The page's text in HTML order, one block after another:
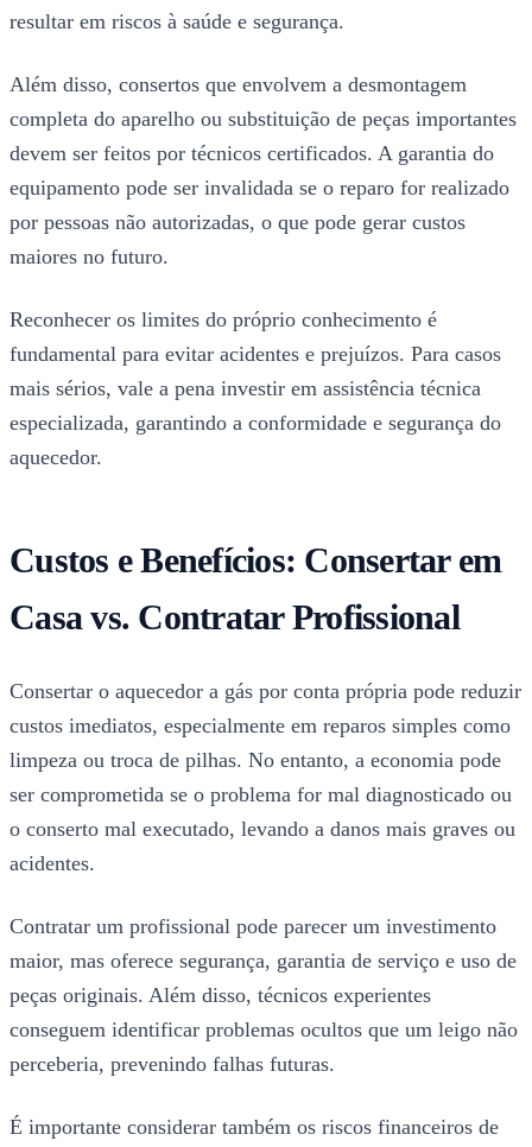
resultar em riscos à saúde e segurança.
Além disso, consertos que envolvem a desmontagem
completa do aparelho ou substituição de peças importantes
devem ser feitos por técnicos certificados. A garantia do
equipamento pode ser invalidada se o reparo for realizado
por pessoas não autorizadas, o que pode gerar custos
maiores no futuro.
Reconhecer os limites do próprio conhecimento é
fundamental para evitar acidentes e prejuízos. Para casos
mais sérios, vale a pena investir em assistência técnica
especializada, garantindo a conformidade e segurança do
aquecedor.
Custos e Benefícios: Consertar em
Casa vs. Contratar Profissional
Consertar o aquecedor a gás por conta própria pode reduzir
custos imediatos, especialmente em reparos simples como
limpeza ou troca de pilhas. No entanto, a economia pode
ser comprometida se o problema for mal diagnosticado ou
o conserto mal executado, levando a danos mais graves ou
acidentes.
Contratar um profissional pode parecer um investimento
maior, mas oferece segurança, garantia de serviço e uso de
peças originais. Além disso, técnicos experientes
conseguem identificar problemas ocultos que um leigo não
perceberia, prevenindo falhas futuras.
É importante considerar também os riscos financeiros de